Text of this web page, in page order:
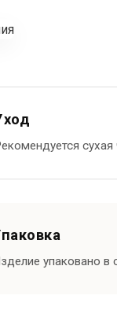
сухая
упаковано в